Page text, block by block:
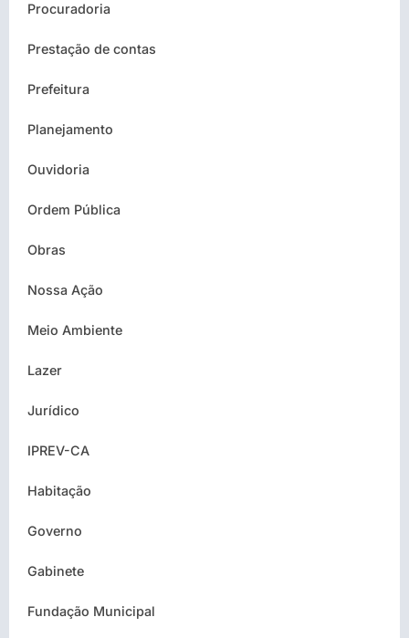
Procuradoria
Prestação de contas
Prefeitura
Planejamento
Ouvidoria
Ordem Pública
Obras
Nossa Ação
Meio Ambiente
Lazer
Jurídico
IPREV-CA
Habitação
Governo
Gabinete
Fundação Municipal